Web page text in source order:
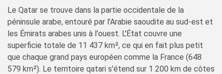
Le Qatar se trouve dans la partie occidentale de la
péninsule arabe, entouré par l'Arabie saoudite au sud-est et
les Émirats arabes unis à l'ouest. L'État couvre une
superficie totale de 11 437 km², ce qui en fait plus petit
que chaque grand pays européen comme la France (648
579 km²). Le territoire qatari s'étend sur 1 200 km de côtes